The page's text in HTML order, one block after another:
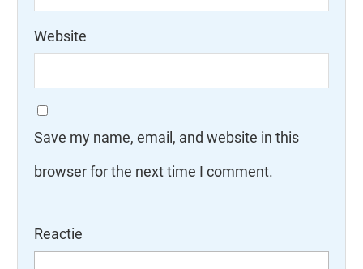
Website
Save my name, email, and website in this
browser for the next time I comment.
Reactie